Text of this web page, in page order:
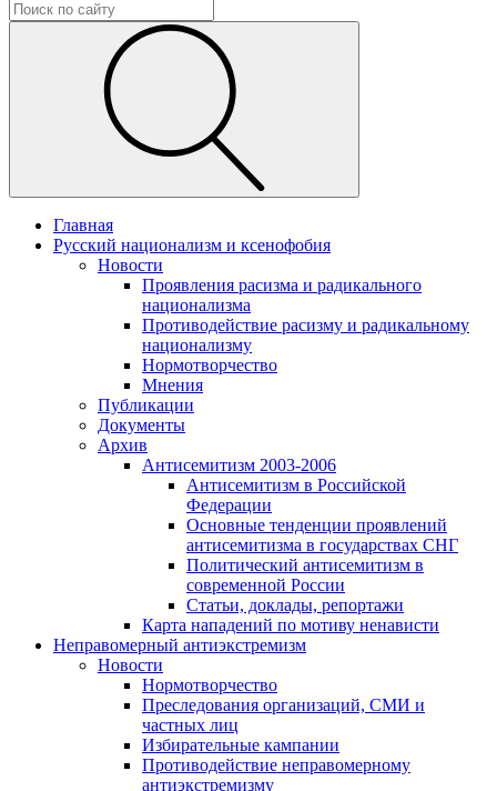
Главная
Русский национализм и ксенофобия
Новости
Проявления расизма и радикального
национализма
Противодействие расизму и радикальному
национализму
Нормотворчество
Мнения
Публикации
Документы
Архив
Антисемитизм 2003-2006
Антисемитизм в Российской
Федерации
Основные тенденции проявлений
антисемитизма в государствах СНГ
Политический антисемитизм в
современной России
Статьи, доклады, репортажи
Карта нападений по мотиву ненависти
Неправомерный антиэкстремизм
Новости
Нормотворчество
Преследования организаций, СМИ и
частных лиц
Избирательные кампании
Противодействие неправомерному
антиэкстремизму